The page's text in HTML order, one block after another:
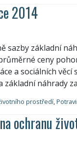
2014
sazby základní
ceny
a sociálních věcí
základní náhrady
prostředí
ochranu